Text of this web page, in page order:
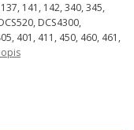
141, 142, 340, 345,
DCS4300,
401, 411, 450, 460, 461,